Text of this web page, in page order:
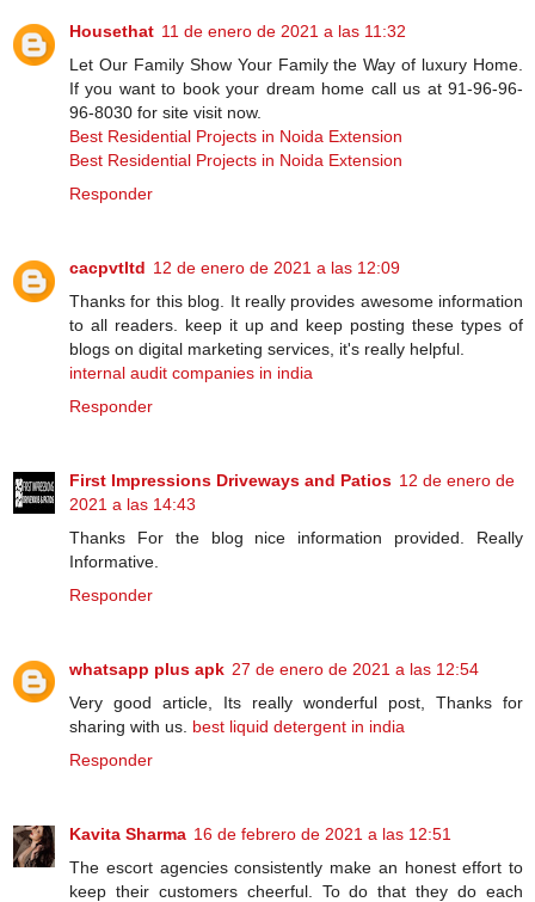
Housethat 11 de enero de 2021 a las 11:32
Let Our Family Show Your Family the Way of luxury Home.
If you want to book your dream home call us at 91-96-96-
96-8030 for site visit now.
Best Residential Projects in Noida Extension
Best Residential Projects in Noida Extension
Responder
cacpvtltd 12 de enero de 2021 a las 12:09
Thanks for this blog. It really provides awesome information
to all readers. keep it up and keep posting these types of
blogs on digital marketing services, it's really helpful.
internal audit companies in india
Responder
First Impressions Driveways and Patios 12 de enero de
2021 a las 14:43
Thanks For the blog nice information provided. Really
Informative.
Responder
whatsapp plus apk 27 de enero de 2021 a las 12:54
Very good article, Its really wonderful post, Thanks for
sharing with us. best liquid detergent in india
Responder
Kavita Sharma 16 de febrero de 2021 a las 12:51
The escort agencies consistently make an honest effort to
keep their customers cheerful. To do that they do each